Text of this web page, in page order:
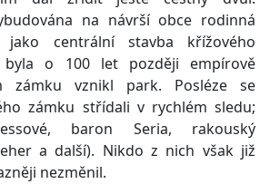
na návrší obce rodinná
jako centrální stavba křížového
byla o 100 let později empírově
zámku vznikl park. Posléze se
zámku střídali v rychlém sledu;
baron Seria, rakouský
a další). Nikdo z nich však již
nezměnil.